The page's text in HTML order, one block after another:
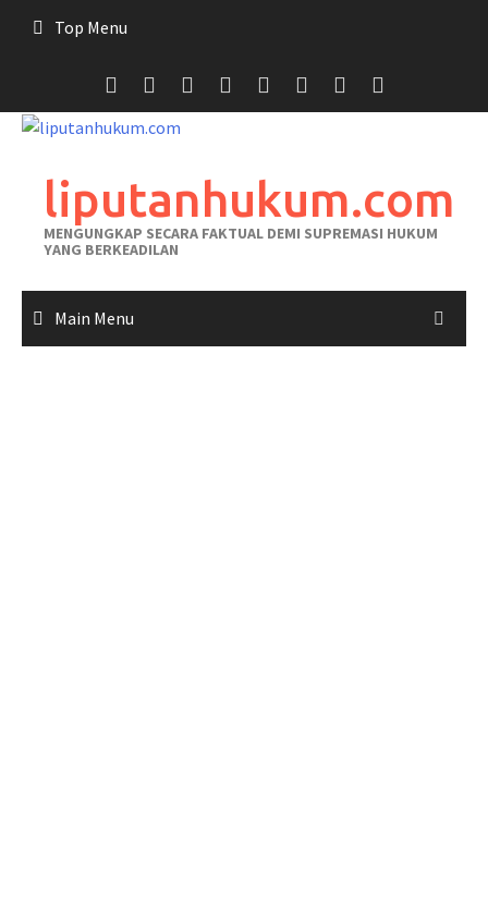
Top Menu
liputanhukum.com
MENGUNGKAP SECARA FAKTUAL DEMI SUPREMASI HUKUM
YANG BERKEADILAN
Main Menu